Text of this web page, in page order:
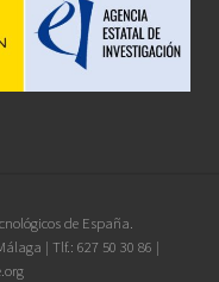
de España.
| Tlf.: 627 50 30 86 |